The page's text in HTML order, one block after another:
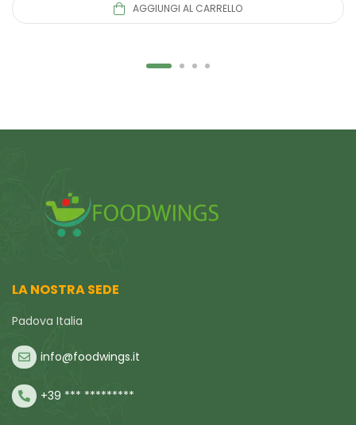
AGGIUNGI AL CARRELLO
LA NOSTRA SEDE
Padova Italia
info@foodwings.it
+39 *** *********